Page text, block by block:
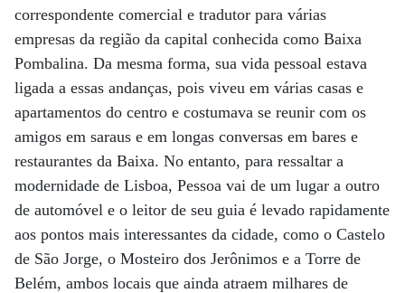
correspondente comercial e tradutor para várias
empresas da região da capital conhecida como Baixa
Pombalina. Da mesma forma, sua vida pessoal estava
ligada a essas andanças, pois viveu em várias casas e
apartamentos do centro e costumava se reunir com os
amigos em saraus e em longas conversas em bares e
restaurantes da Baixa. No entanto, para ressaltar a
modernidade de Lisboa, Pessoa vai de um lugar a outro
de automóvel e o leitor de seu guia é levado rapidamente
aos pontos mais interessantes da cidade, como o Castelo
de São Jorge, o Mosteiro dos Jerônimos e a Torre de
Belém, ambos locais que ainda atraem milhares de